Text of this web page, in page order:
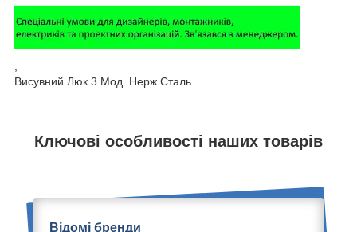
Висувний Люк 3 Мод. Нерж.Сталь
Ключові особливості наших товарів
Відомі бренди